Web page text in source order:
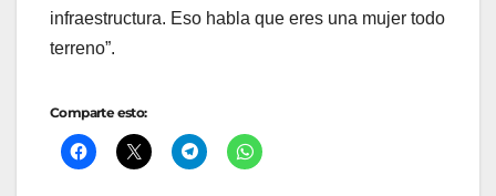
infraestructura. Eso habla que eres una mujer todo
terreno”.
Comparte esto: